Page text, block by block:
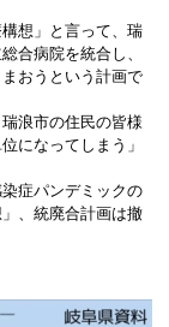
想」と言って、瑞
合病院を統合し、
おうという計画で
浪市の住民の皆様
になってしまう」
症パンデミックの
、統廃合計画は撤